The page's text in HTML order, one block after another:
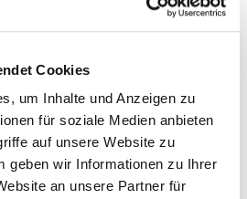
Cookies
um Inhalte und Anzeigen zu
für soziale Medien anbieten
auf unsere Website zu
geben wir Informationen zu Ihrer
an unsere Partner für
и узнайте всё о широком
нашей продукции!
БОЛЬШЕ